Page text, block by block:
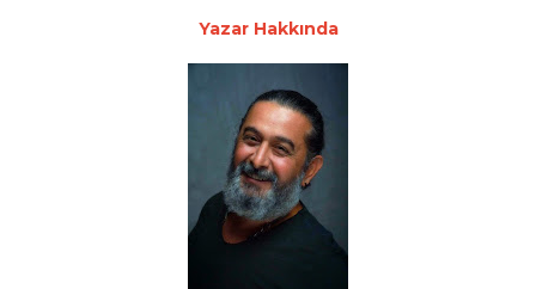
Yazar Hakkında